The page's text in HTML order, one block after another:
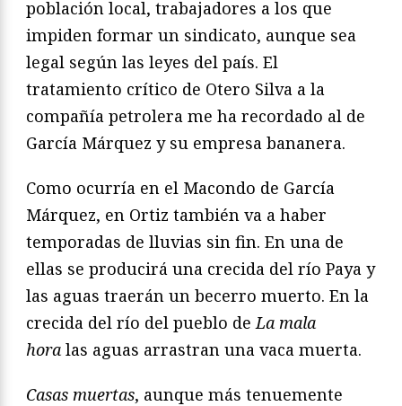
población local, trabajadores a los que
impiden formar un sindicato, aunque sea
legal según las leyes del país. El
tratamiento crítico de Otero Silva a la
compañía petrolera me ha recordado al de
García Márquez y su empresa bananera.
Como ocurría en el Macondo de García
Márquez, en Ortiz también va a haber
temporadas de lluvias sin fin. En una de
ellas se producirá una crecida del río Paya y
las aguas traerán un becerro muerto. En la
crecida del río del pueblo de La mala
hora las aguas arrastran una vaca muerta.
Casas muertas, aunque más tenuemente